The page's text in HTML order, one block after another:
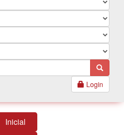
Login
Inicial